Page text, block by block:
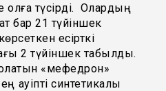
түсірді. Олардың
бар 21 түйіншек
есірткі
2 түйіншек табылды.
«мефедрон»
қауіпті синтетикалық